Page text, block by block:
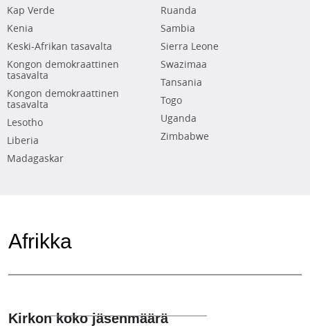
Kap Verde
Kenia
Keski-Afrikan tasavalta
Kongon demokraattinen
tasavalta
Kongon demokraattinen
tasavalta
Lesotho
Liberia
Madagaskar
Ruanda
Sambia
Sierra Leone
Swazimaa
Tansania
Togo
Uganda
Zimbabwe
Afrikka
Kirkon koko jäsenmäärä